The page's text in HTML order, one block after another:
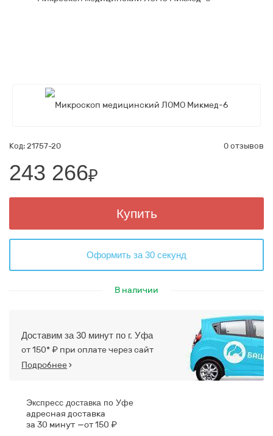
Код: 21757-20 0 отзывов
243 266₽
Купить
Оформить за 30 секунд
В наличии
Доставим за 30 минут по г. Уфа
от 150* ₽ при оплате через сайт
Подробнее ›
Экспресс доставка по Уфе
адресная доставка
за 30 минут
от 150 ₽